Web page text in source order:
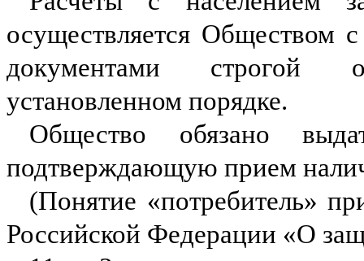
осуществляется Обществом
документами строгой
установленном порядке.
Общество обязано
подтверждающую прием
(Понятие «потребитель»
Российской Федерации «О